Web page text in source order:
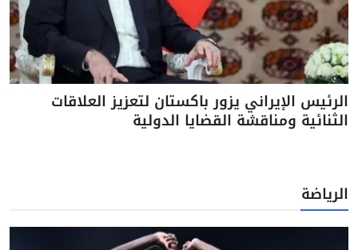
الرئيس الإيراني يزور باكستان لتعزيز العلاقات
الثنائية ومناقشة القضايا الدولية
الرياضة